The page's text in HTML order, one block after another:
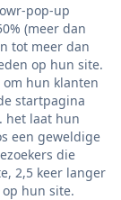
pop-up
(meer dan
tot meer dan
op hun site.
hun klanten
startpagina
het laat hun
een geweldige
die
2,5 keer langer
hun site.